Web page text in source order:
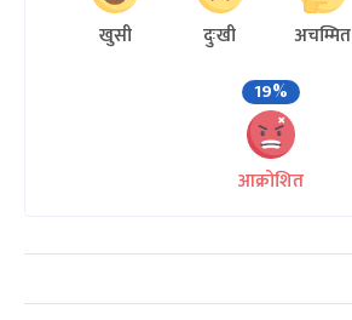
खुसी दुःखी अचम्मित
19%
आक्रोशित